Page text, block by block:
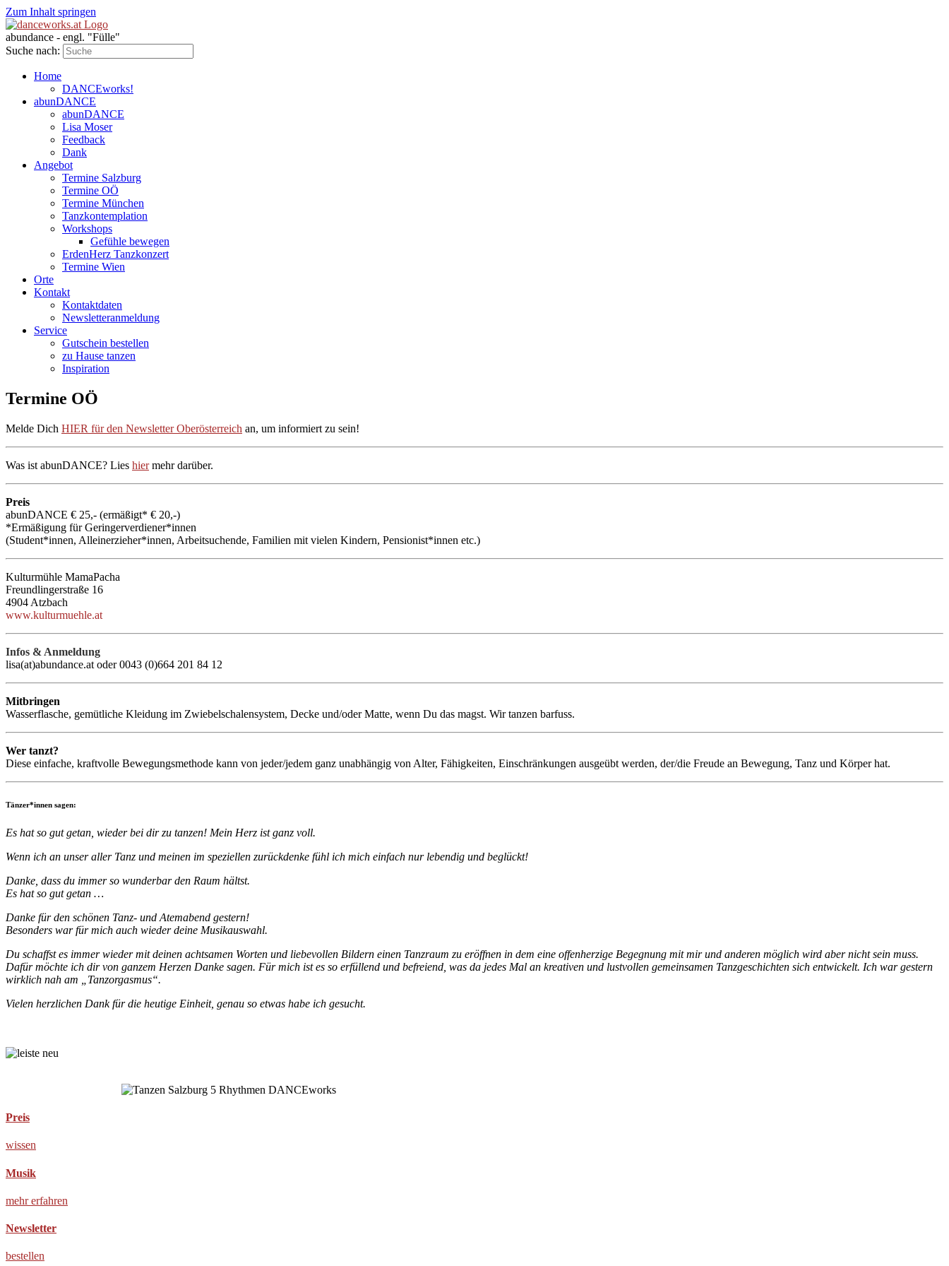
Zum Inhalt springen
abundance - engl. "Fülle"
Suche nach:
Home
DANCEworks!
abunDANCE
abunDANCE
Lisa Moser
Feedback
Dank
Angebot
Termine Salzburg
Termine OÖ
Termine München
Tanzkontemplation
Workshops
Gefühle bewegen
ErdenHerz Tanzkonzert
Termine Wien
Orte
Kontakt
Kontaktdaten
Newsletteranmeldung
Service
Gutschein bestellen
zu Hause tanzen
Inspiration
Termine OÖ
Melde Dich HIER für den Newsletter Oberösterreich an, um informiert zu sein!
Was ist abunDANCE? Lies hier mehr darüber.
Preis
abunDANCE € 25,- (ermäßigt* € 20,-)
*Ermäßigung für Geringerverdiener*innen
(Student*innen, Alleinerzieher*innen, Arbeitsuchende, Familien mit vielen Kindern, Pensionist*innen etc.)
Kulturmühle MamaPacha
Freundlingerstraße 16
4904 Atzbach
www.kulturmuehle.at
Infos & Anmeldung
lisa(at)abundance.at oder 0043 (0)664 201 84 12
Mitbringen
Wasserflasche, gemütliche Kleidung im Zwiebelschalensystem, Decke und/oder Matte, wenn Du das magst. Wir tanzen barfuss.
Wer tanzt?
Diese einfache, kraftvolle Bewegungsmethode kann von jeder/jedem ganz unabhängig von Alter, Fähigkeiten, Einschränkungen ausgeübt werden, der/die Freude an Bewegung, Tanz und Körper hat.
Tänzer*innen sagen:
Es hat so gut getan, wieder bei dir zu tanzen! Mein Herz ist ganz voll.
Wenn ich an unser aller Tanz und meinen im speziellen zurückdenke fühl ich mich einfach nur lebendig und beglückt!
Danke, dass du immer so wunderbar den Raum hältst.
Es hat so gut getan …
Danke für den schönen Tanz- und Atemabend gestern!
Besonders war für mich auch wieder deine Musikauswahl.
Du schaffst es immer wieder mit deinen achtsamen Worten und liebevollen Bildern einen Tanzraum zu eröffnen in dem eine offenherzige Begegnung mit mir und anderen möglich wird aber nicht sein muss.
Dafür möchte ich dir von ganzem Herzen Danke sagen. Für mich ist es so erfüllend und befreiend, was da jedes Mal an kreativen und lustvollen gemeinsamen Tanzgeschichten sich entwickelt. Ich war gestern
wirklich nah am „Tanzorgasmus“.
Vielen herzlichen Dank für die heutige Einheit, genau so etwas habe ich gesucht.
Preis
wissen
Musik
mehr erfahren
Newsletter
bestellen